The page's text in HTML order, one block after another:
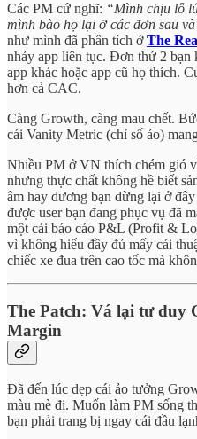
Các PM cứ nghĩ: “Mình chịu lỗ
mình bào họ lại ở các đơn sau
như mình đã phân tích ởThe
nhảy app liên tục. Đơn thứ 2 bạn
app khác hoặc app cũ họ thích.
hơn cả CAC.
Càng Growth, càng mau chết.
cái Vanity Metric (chỉ số ảo)
Nhiều PM ở VN thích chém gió
nhưng thực chất không hề biết
âm hay dương bạn dừng lại ở
được user bạn đang phục vụ đã
một cái báo cáo P&L (Profit &
vì không hiểu đầy đủ mấy cái
chiếc xe đua trên cao tốc mà
The Patch: Vá lại tư duy
Margin
Đã đến lúc dẹp cái ảo tưởng
màu mè đi. Muốn làm PM sống
bạn phải trang bị ngay cái đầu